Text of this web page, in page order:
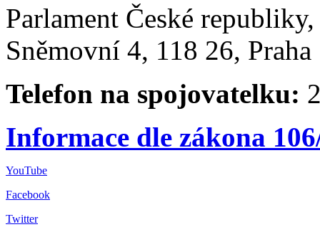
Parlament České
Sněmovní 4, 118 26,
Telefon na spojovatelku:
Informace dle zákona
YouTube
Facebook
Twitter